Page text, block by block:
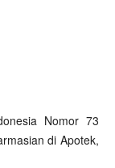
Nomor 73
di Apotek,